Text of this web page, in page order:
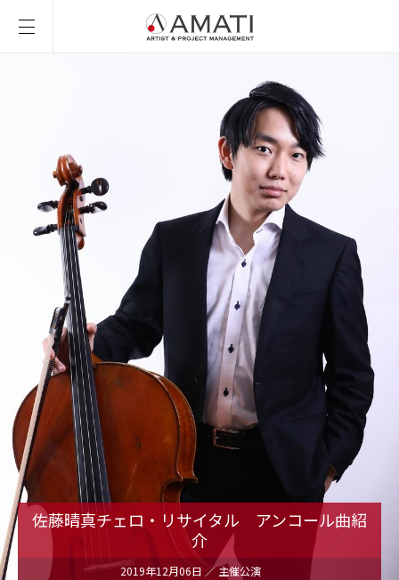
佐藤晴真チェロ・リサイタル アンコール曲紹
介
2019年12月06日 ／ 主催公演